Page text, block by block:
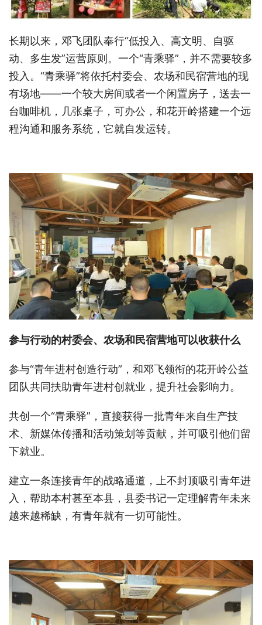
长期以来，邓飞团队奉行“低投入、高文明、自驱
动、多生发”运营原则。一个“青乘驿”，并不需要较多
投入。“青乘驿”将依托村委会、农场和民宿营地的现
有场地——一个较大房间或者一个闲置房子，送去一
台咖啡机，几张桌子，可办公，和花开岭搭建一个远
程沟通和服务系统，它就自发运转。
参与行动的村委会、农场和民宿营地可以收获什么
参与“青年进村创造行动”，和邓飞领衔的花开岭公益
团队共同扶助青年进村创就业，提升社会影响力。
共创一个“青乘驿”，直接获得一批青年来自生产技
术、新媒体传播和活动策划等贡献，并可吸引他们留
下就业。
建立一条连接青年的战略通道，上不封顶吸引青年进
入，帮助本村甚至本县，县委书记一定理解青年未来
越来越稀缺，有青年就有一切可能性。